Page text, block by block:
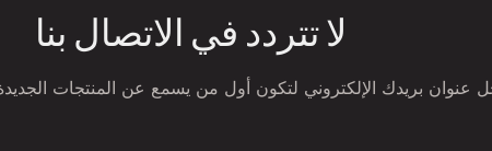
لا تتردد في الاتصال بنا